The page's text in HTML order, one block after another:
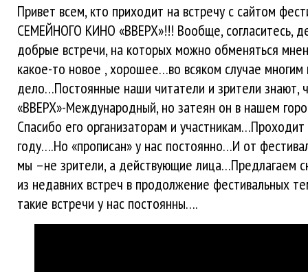
Привет всем, кто приходит на встречу с сайтом
СЕМЕЙНОГО КИНО «ВВЕРХ»!!! Вообще, согласитесь,
добрые встречи, на которых можно обменяться
какое-то новое , хорошее…во всяком случае многим
дело…Постоянные наши читатели и зрители знают,
«ВВЕРХ»-Международный, но затеян он в нашем
Спасибо его организаторам и
году….Но «прописан» у нас постоянно…И от
мы –не зрители, а действующие лица…Предлагаем
из недавних встреч в продолжение фестивальных
такие встречи у нас постоянны….